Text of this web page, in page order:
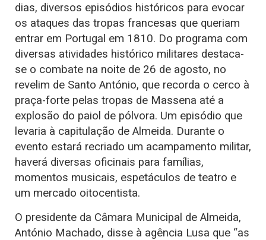
dias, diversos episódios históricos para evocar
os ataques das tropas francesas que queriam
entrar em Portugal em 1810. Do programa com
diversas atividades histórico militares destaca-
se o combate na noite de 26 de agosto, no
revelim de Santo António, que recorda o cerco à
praça-forte pelas tropas de Massena até a
explosão do paiol de pólvora. Um episódio que
levaria à capitulação de Almeida. Durante o
evento estará recriado um acampamento militar,
haverá diversas oficinais para famílias,
momentos musicais, espetáculos de teatro e
um mercado oitocentista.
O presidente da Câmara Municipal de Almeida,
António Machado, disse à agência Lusa que “as